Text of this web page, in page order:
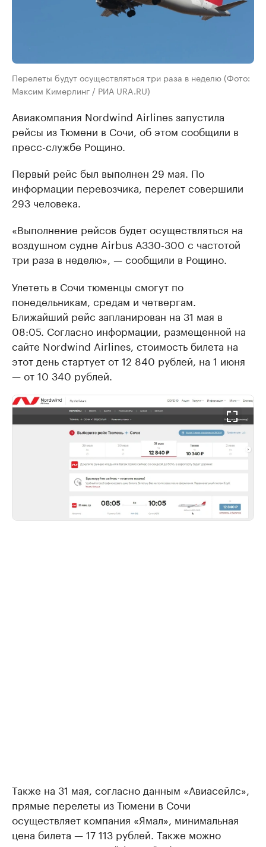
Перелеты будут осуществляться три раза в неделю (Фото:
Максим Кимерлинг / РИА URA.RU)
Авиакомпания Nordwind Airlines запустила
рейсы из Тюмени в Сочи, об этом сообщили в
пресс-службе Рощино.
Первый рейс был выполнен 29 мая. По
информации перевозчика, перелет совершили
293 человека.
«Выполнение рейсов будет осуществляться на
воздушном судне Airbus А330-300 с частотой
три раза в неделю», — сообщили в Рощино.
Улететь в Сочи тюменцы смогут по
понедельникам, средам и четвергам.
Ближайший рейс запланирован на 31 мая в
08:05. Согласно информации, размещенной на
сайте Nordwind Airlines, стоимость билета на
этот день стартует от 12 840 рублей, на 1 июня
— от 10 340 рублей.
Также на 31 мая, согласно данным «Авиасейлс»,
прямые перелеты из Тюмени в Сочи
осуществляет компания «Ямал», минимальная
цена билета — 17 113 рублей. Также можно